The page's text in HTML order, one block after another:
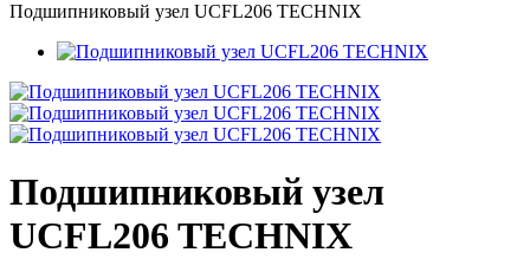
Подшипниковый узел UCFL206 TECHNIX
Подшипниковый узел
UCFL206 TECHNIX